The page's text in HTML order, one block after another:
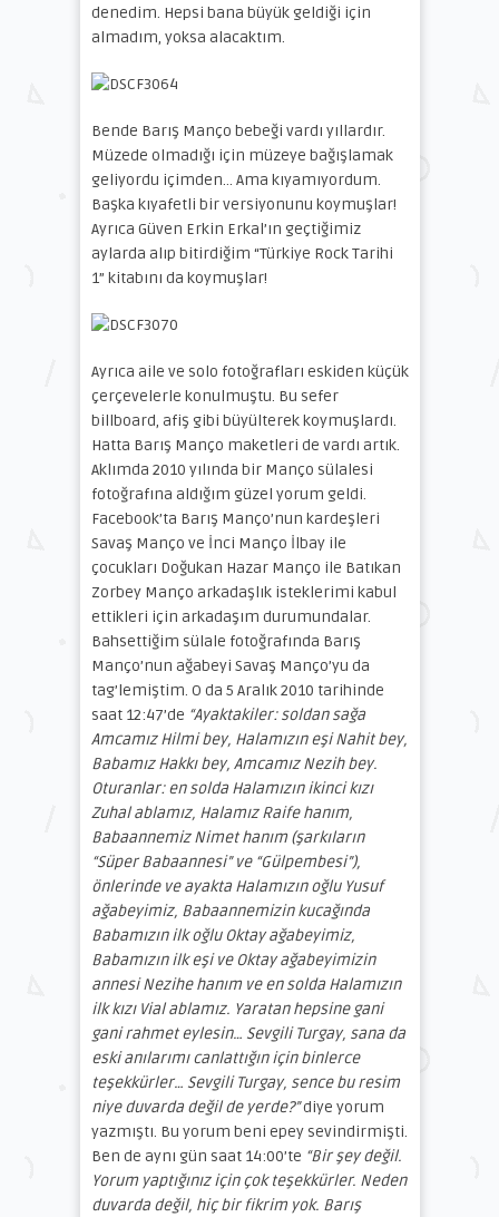
denedim. Hepsi bana büyük geldiği için
almadım, yoksa alacaktım.
Bende Barış Manço bebeği vardı yıllardır.
Müzede olmadığı için müzeye bağışlamak
geliyordu içimden… Ama kıyamıyordum.
Başka kıyafetli bir versiyonunu koymuşlar!
Ayrıca Güven Erkin Erkal’ın geçtiğimiz
aylarda alıp bitirdiğim “Türkiye Rock Tarihi
1” kitabını da koymuşlar!
Ayrıca aile ve solo fotoğrafları eskiden küçük
çerçevelerle konulmuştu. Bu sefer
billboard, afiş gibi büyülterek koymuşlardı.
Hatta Barış Manço maketleri de vardı artık.
Aklımda 2010 yılında bir Manço sülalesi
fotoğrafına aldığım güzel yorum geldi.
Facebook’ta Barış Manço’nun kardeşleri
Savaş Manço ve İnci Manço İlbay ile
çocukları Doğukan Hazar Manço ile Batıkan
Zorbey Manço arkadaşlık isteklerimi kabul
ettikleri için arkadaşım durumundalar.
Bahsettiğim sülale fotoğrafında Barış
Manço’nun ağabeyi Savaş Manço’yu da
tag’lemiştim. O da 5 Aralık 2010 tarihinde
saat 12:47’de “Ayaktakiler: soldan sağa
Amcamız Hilmi bey, Halamızın eşi Nahit bey,
Babamız Hakkı bey, Amcamız Nezih bey.
Oturanlar: en solda Halamızın ikinci kızı
Zuhal ablamız, Halamız Raife hanım,
Babaannemiz Nimet hanım (şarkıların
“Süper Babaannesi” ve “Gülpembesi”),
önlerinde ve ayakta Halamızın oğlu Yusuf
ağabeyimiz, Babaannemizin kucağında
Babamızın ilk oğlu Oktay ağabeyimiz,
Babamızın ilk eşi ve Oktay ağabeyimizin
annesi Nezihe hanım ve en solda Halamızın
ilk kızı Vial ablamız. Yaratan hepsine gani
gani rahmet eylesin… Sevgili Turgay, sana da
eski anılarımı canlattığın için binlerce
teşekkürler… Sevgili Turgay, sence bu resim
niye duvarda değil de yerde?”diye yorum
yazmıştı. Bu yorum beni epey sevindirmişti.
Ben de aynı gün saat 14:00’te “Bir şey değil.
Yorum yaptığınız için çok teşekkürler. Neden
duvarda değil, hiç bir fikrim yok. Barış